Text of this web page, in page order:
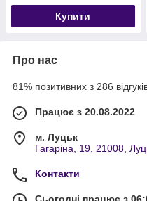
Купити
Про нас
81% позитивних з 286
Працює з 20.08.2022
м. Луцьк
Гагаріна, 19, 21008,
Контакти